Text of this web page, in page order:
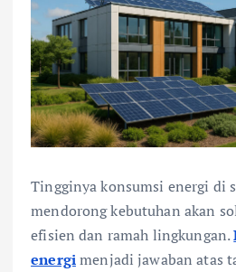
Tingginya konsumsi energi di
mendorong kebutuhan akan
efisien dan ramah lingkungan.
energimenjadi jawaban atas